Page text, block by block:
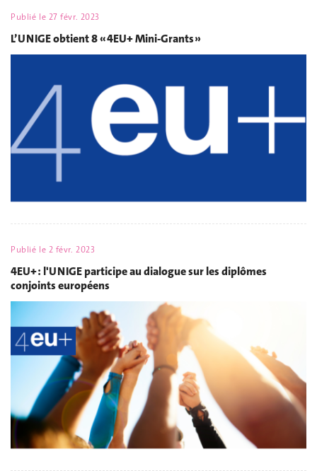
Publié le 27 févr. 2023
L’UNIGE obtient 8 « 4EU+ Mini-Grants »
Publié le 2 févr. 2023
4EU+ : l'UNIGE participe au dialogue sur les diplômes
conjoints européens